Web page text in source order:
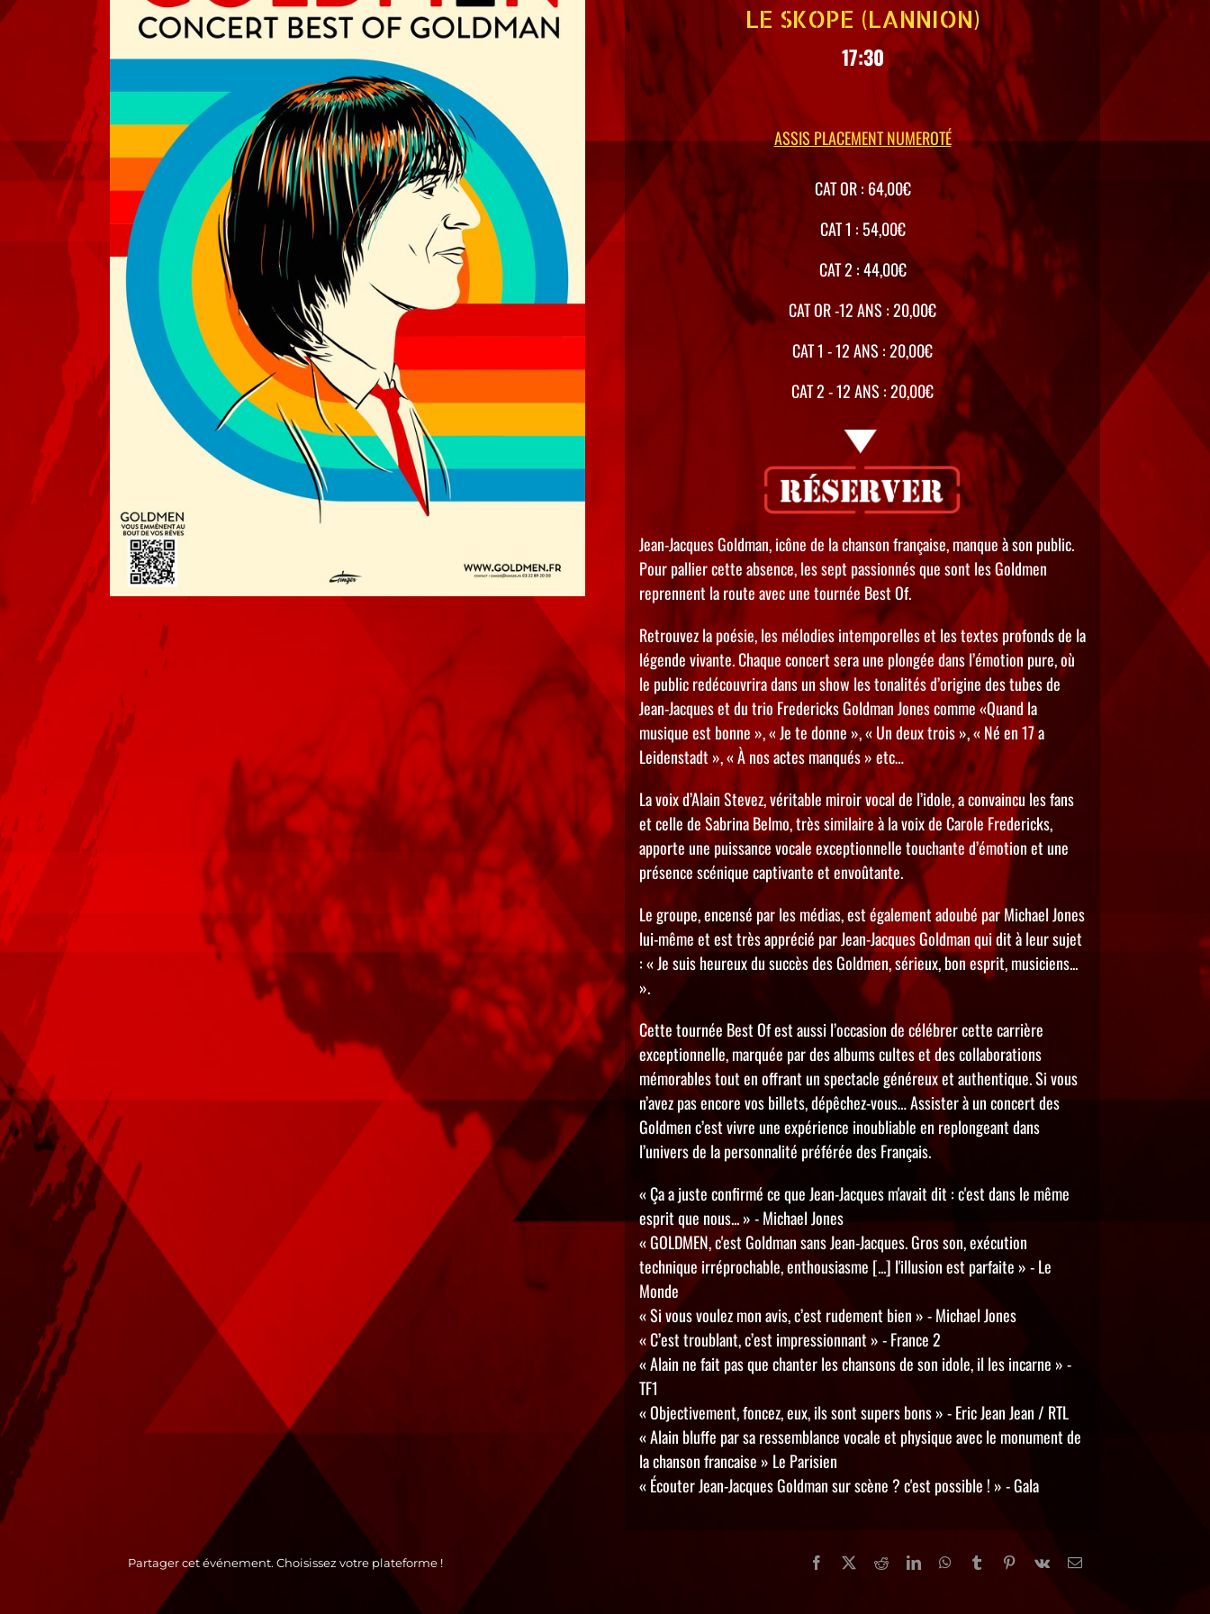
LE SKOPE (LANNION)
17:30
ASSIS PLACEMENT NUMEROTÉ
CAT OR : 64,00€
CAT 1 : 54,00€
CAT 2 : 44,00€
CAT OR -12 ANS : 20,00€
CAT 1 - 12 ANS : 20,00€
CAT 2 - 12 ANS : 20,00€
Jean-Jacques Goldman, icône de la chanson française, manque à son public.
Pour pallier cette absence, les sept passionnés que sont les Goldmen
reprennent la route avec une tournée Best Of.
Retrouvez la poésie, les mélodies intemporelles et les textes profonds de la
légende vivante. Chaque concert sera une plongée dans l’émotion pure, où
le public redécouvrira dans un show les tonalités d’origine des tubes de
Jean-Jacques et du trio Fredericks Goldman Jones comme «Quand la
musique est bonne », « Je te donne », « Un deux trois », « Né en 17 a
Leidenstadt », « À nos actes manqués » etc…
La voix d’Alain Stevez, véritable miroir vocal de l’idole, a convaincu les fans
et celle de Sabrina Belmo, très similaire à la voix de Carole Fredericks,
apporte une puissance vocale exceptionnelle touchante d’émotion et une
présence scénique captivante et envoûtante.
Le groupe, encensé par les médias, est également adoubé par Michael Jones
lui-même et est très apprécié par Jean-Jacques Goldman qui dit à leur sujet
: « Je suis heureux du succès des Goldmen, sérieux, bon esprit, musiciens...
».
Cette tournée Best Of est aussi l’occasion de célébrer cette carrière
exceptionnelle, marquée par des albums cultes et des collaborations
mémorables tout en offrant un spectacle généreux et authentique. Si vous
n’avez pas encore vos billets, dépêchez-vous… Assister à un concert des
Goldmen c’est vivre une expérience inoubliable en replongeant dans
l’univers de la personnalité préférée des Français.
« Ça a juste confirmé ce que Jean-Jacques m'avait dit : c'est dans le même
esprit que nous... » - Michael Jones
« GOLDMEN, c'est Goldman sans Jean-Jacques. Gros son, exécution
technique irréprochable, enthousiasme [...] l'illusion est parfaite » - Le
Monde
« Si vous voulez mon avis, c’est rudement bien » - Michael Jones
« C’est troublant, c’est impressionnant » - France 2
« Alain ne fait pas que chanter les chansons de son idole, il les incarne » -
TF1
« Objectivement, foncez, eux, ils sont supers bons » - Eric Jean Jean / RTL
« Alain bluffe par sa ressemblance vocale et physique avec le monument de
la chanson francaise » Le Parisien
« Écouter Jean-Jacques Goldman sur scène ? c'est possible ! » - Gala
Partager cet événement. Choisissez votre plateforme ! Facebook RedditLinkedInWhatsApp
Tumblr Pinterest
Vk Email